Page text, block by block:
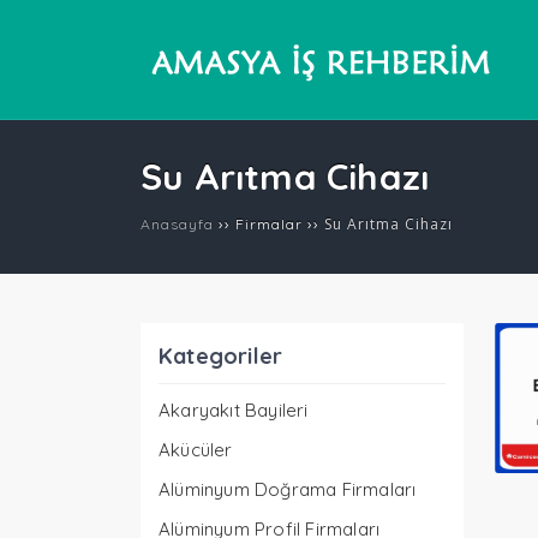
Su Arıtma Cihazı
Anasayfa ›› Firmalar ›› Su Arıtma Cihazı
Kategoriler
Akaryakıt Bayileri
Akücüler
Alüminyum Doğrama Firmaları
Alüminyum Profil Firmaları